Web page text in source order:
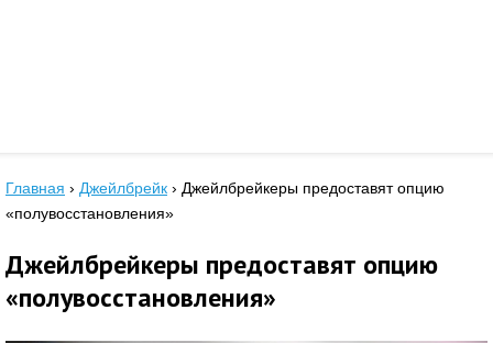
Главная › Джейлбрейк › Джейлбрейкеры предоставят опцию
«полувосстановления»
Джейлбрейкеры предоставят опцию
«полувосстановления»